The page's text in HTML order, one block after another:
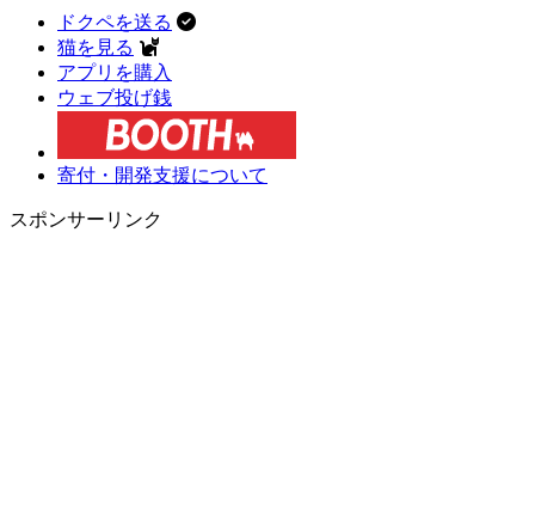
ドクペを送る
猫を見る
アプリを購入
ウェブ投げ銭
寄付・開発支援について
スポンサーリンク